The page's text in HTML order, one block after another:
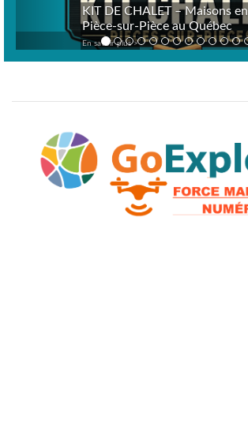
KIT DE CHALET – Maisons en
Pièce-sur-Pièce au Québec
En savoir plus >